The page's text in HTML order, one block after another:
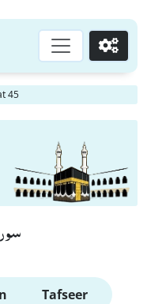
Go
45
Tafseer